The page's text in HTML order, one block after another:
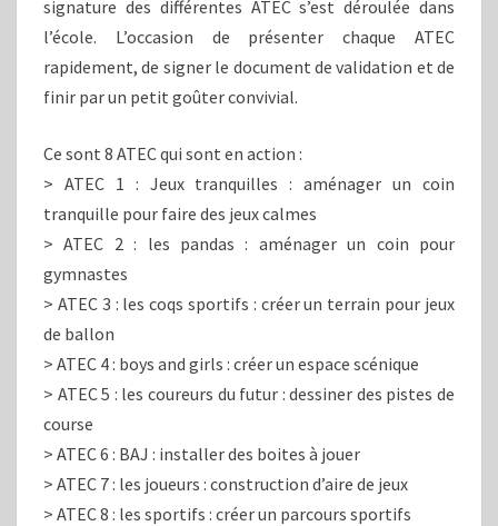
signature des différentes ATEC s’est déroulée dans
l’école. L’occasion de présenter chaque ATEC
rapidement, de signer le document de validation et de
finir par un petit goûter convivial.
Ce sont 8 ATEC qui sont en action :
> ATEC 1 : Jeux tranquilles : aménager un coin
tranquille pour faire des jeux calmes
> ATEC 2 : les pandas : aménager un coin pour
gymnastes
> ATEC 3 : les coqs sportifs : créer un terrain pour jeux
de ballon
> ATEC 4 : boys and girls : créer un espace scénique
> ATEC 5 : les coureurs du futur : dessiner des pistes de
course
> ATEC 6 : BAJ : installer des boites à jouer
> ATEC 7 : les joueurs : construction d’aire de jeux
> ATEC 8 : les sportifs : créer un parcours sportifs